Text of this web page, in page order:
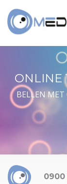
ONLINE
BELLEN MET
0900